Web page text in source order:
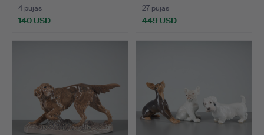
4 pujas
140 USD
27 pujas
449 USD